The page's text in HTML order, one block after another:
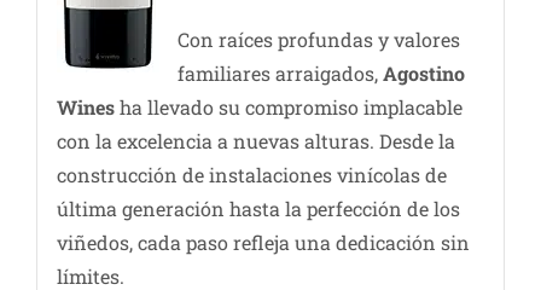
Con raíces profundas y valores
familiares arraigados,Agostino
Winesha llevado su compromiso implacable
con la excelencia a nuevas alturas. Desde la
construcción de instalaciones vinícolas de
última generación hasta la perfección de los
viñedos, cada paso refleja una dedicación sin
límites.